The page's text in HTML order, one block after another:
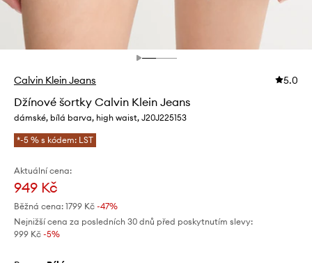
Calvin Klein Jeans 5.0
Džínové šortky Calvin Klein Jeans
dámské, bílá barva, high waist, J20J225153
*-5 % s kódem: LST
Aktuální cena:
949 Kč
Běžná cena: 1799 Kč -47%
Nejnižší cena za posledních 30 dnů před poskytnutím slevy:
999 Kč -5%